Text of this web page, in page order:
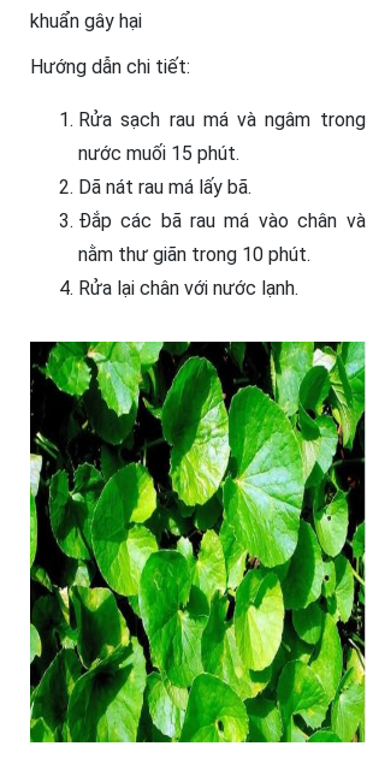
khuẩn gây hại
Hướng dẫn chi tiết:
Rửa sạch rau má và ngâm trong
nước muối 15 phút.
Dã nát rau má lấy bã.
Đắp các bã rau má vào chân và
nằm thư giãn trong 10 phút.
Rửa lại chân với nước lạnh.